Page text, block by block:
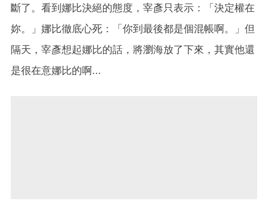
斷了。看到娜比決絕的態度，宰彥只表示：「決定權在
妳。」娜比徹底心死：「你到最後都是個混帳啊。」但
隔天，宰彥想起娜比的話，將瀏海放了下來，其實他還
是很在意娜比的啊...